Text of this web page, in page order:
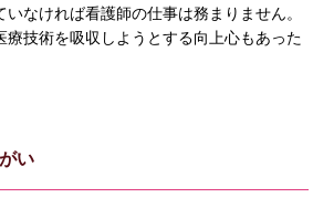
なければ看護師の仕事は務まりません。
療技術を吸収しようとする向上心もあった
い